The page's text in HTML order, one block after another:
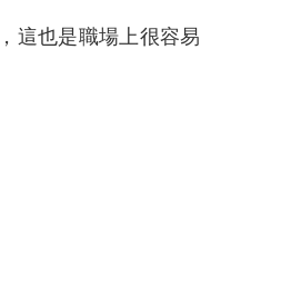
，這也是職場上很容易